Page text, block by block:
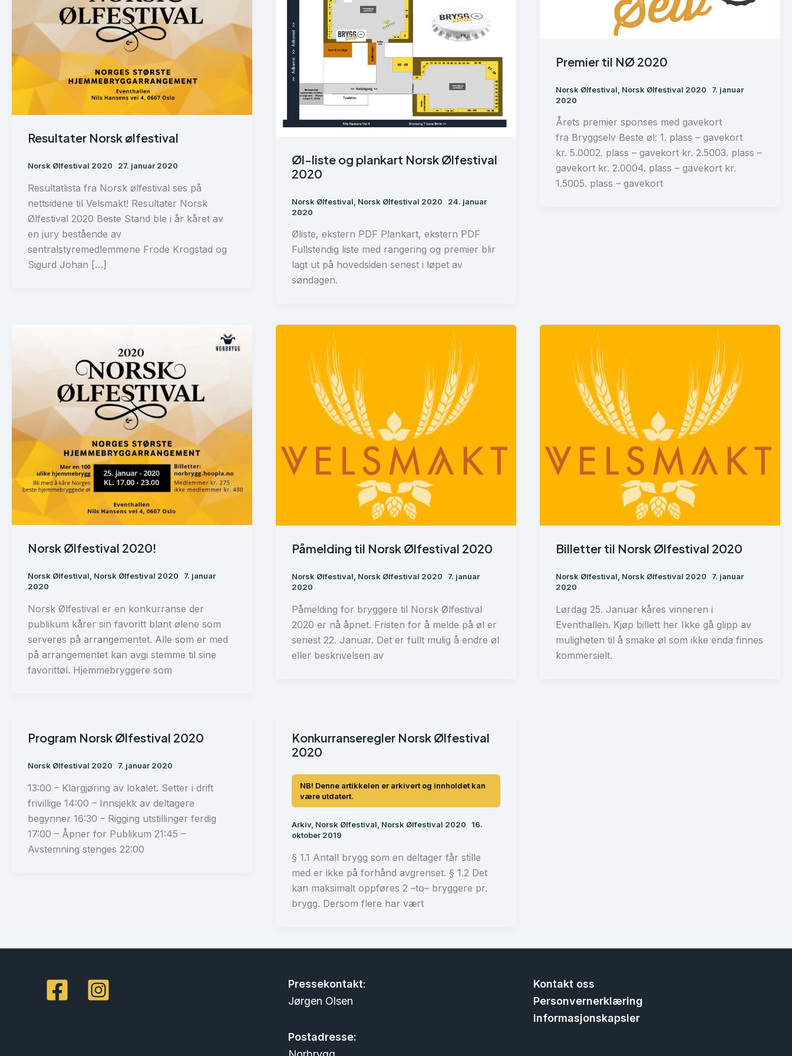
Resultater Norsk ølfestival
Norsk Ølfestival 2020 27. januar 2020
Resultatlista fra Norsk ølfestival ses på
nettsidene til Velsmakt! Resultater Norsk
Ølfestival 2020 Beste Stand ble i år kåret av
en jury bestående av
sentralstyremedlemmene Frode Krogstad og
Sigurd Johan […]
Øl-liste og plankart Norsk Ølfestival
2020
Norsk Ølfestival Norsk Ølfestival 2020
24. januar
2020
Øliste, ekstern PDF Plankart, ekstern PDF
Fullstendig liste med rangering og premier blir
lagt ut på hovedsiden senest i løpet av
søndagen.
Premier til NØ 2020
Norsk Ølfestival Norsk Ølfestival 2020
7. januar
2020
Årets premier sponses med gavekort
fra Bryggselv Beste øl: 1. plass – gavekort
kr. 5.0002. plass – gavekort kr. 2.5003. plass –
gavekort kr. 2.0004. plass – gavekort kr.
1.5005. plass – gavekort
Norsk Ølfestival 2020!
Norsk Ølfestival, Norsk Ølfestival 2020
7. januar
2020
Norsk Ølfestival er en konkurranse der
publikum kårer sin favoritt blant ølene som
serveres på arrangementet. Alle som er med
på arrangementet kan avgi stemme til sine
favorittøl. Hjemmebryggere som
Påmelding til Norsk Ølfestival 2020
Norsk Ølfestival Norsk Ølfestival 2020
7. januar
2020
Påmelding for bryggere til Norsk Ølfestival
2020 er nå åpnet. Fristen for å melde på øl er
senest 22. Januar. Det er fullt mulig å endre øl
eller beskrivelsen av
Billetter til Norsk Ølfestival 2020
Norsk Ølfestival Norsk Ølfestival 2020
7. januar
2020
Lørdag 25. Januar kåres vinneren i
Eventhallen. Kjøp billett her Ikke gå glipp av
muligheten til å smake øl som ikke enda finnes
kommersielt.
Program Norsk Ølfestival 2020
Norsk Ølfestival 2020 7. januar 2020
13:00 – Klargjøring av lokalet. Setter i drift
frivillige 14:00 – Innsjekk av deltagere
begynner 16:30 – Rigging utstillinger ferdig
17:00 – Åpner for Publikum 21:45 –
Avstemning stenges 22:00
Konkurranseregler Norsk Ølfestival
2020
Arkiv, Norsk Ølfestival Norsk Ølfestival 2020
16.
oktober 2019
§ 1.1 Antall brygg som en deltager får stille
med er ikke på forhånd avgrenset. § 1.2 Det
kan maksimalt oppføres 2 –to– bryggere pr.
brygg. Dersom flere har vært
Pressekontakt:
Jørgen Olsen
Postadresse:
Kontakt oss
Personvernerklæring
Informasjonskapsler